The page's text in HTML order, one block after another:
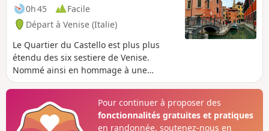
0h 45
Facile
Départ à Venise (Italie)
Le Quartier du Castello est plus plus
étendu des six sestiere de Venise.
Nommé ainsi en hommage à une
forteresse qui y trônait au Moyen Age, il
l'Arsenal de Venise. C'est un condensé
de ce qu'offre Venise avec ses ruelles
Pour continuer à proposer des
fonctionnalités gratuites et pratiques
en randonnée, soutenez-nous en